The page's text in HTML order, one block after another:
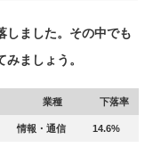
しました。その中でも
ましょう。
業種 下落率
情報・通信 14.6%